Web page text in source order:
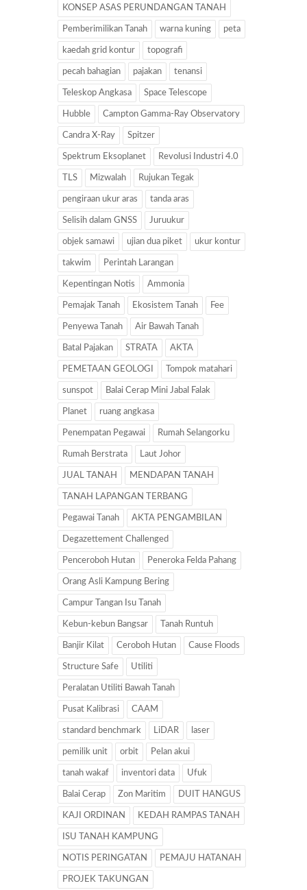
KONSEP ASAS PERUNDANGAN TANAH
Pemberimilikan Tanah warna kuning peta
kaedah grid kontur topografi
pecah bahagian pajakan tenansi
Teleskop Angkasa Space Telescope
Hubble Campton Gamma-Ray Observatory
Candra X-Ray Spitzer
Spektrum Eksoplanet Revolusi Industri 4.0
TLS Mizwalah Rujukan Tegak
pengiraan ukur aras tanda aras
Selisih dalam GNSS Juruukur
objek samawi ujian dua piket ukur kontur
takwim Perintah Larangan
Kepentingan Notis Ammonia
Pemajak Tanah Ekosistem Tanah Fee
Penyewa Tanah Air Bawah Tanah
Batal Pajakan STRATA AKTA
PEMETAAN GEOLOGI Tompok matahari
sunspot Balai Cerap Mini Jabal Falak
Planet ruang angkasa
Penempatan Pegawai Rumah Selangorku
Rumah Berstrata Laut Johor
JUAL TANAH MENDAPAN TANAH
TANAH LAPANGAN TERBANG
Pegawai Tanah AKTA PENGAMBILAN
Degazettement Challenged
Penceroboh Hutan Peneroka Felda Pahang
Orang Asli Kampung Bering
Campur Tangan Isu Tanah
Kebun-kebun Bangsar Tanah Runtuh
Banjir Kilat Ceroboh Hutan Cause Floods
Structure Safe Utiliti
Peralatan Utiliti Bawah Tanah
Pusat Kalibrasi CAAM
standard benchmark LiDAR laser
pemilik unit orbit Pelan akui
tanah wakaf inventori data Ufuk
Balai Cerap Zon Maritim DUIT HANGUS
KAJI ORDINAN KEDAH RAMPAS TANAH
ISU TANAH KAMPUNG
NOTIS PERINGATAN PEMAJU HATANAH
PROJEK TAKUNGAN